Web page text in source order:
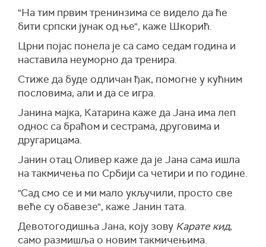
"На тим првим тренинзима се видело да ће
бити српски јунак од ње", каже Шкорић.
Црни појас понела је са само седам година и
наставила неуморно да тренира.
Стиже да буде одличан ђак, помогне у кућним
пословима, али и да се игра.
Јанина мајка, Катарина каже даЈана има леп
однос са браћом и сестрама, друговима и
другарицама.
Јанин отац Оливер каже да је Јана сама ишла
на такмичења по Србији са четири и по године.
"Сад смо се и ми мало укључили, просто све
веће су обавезе", каже Јанин тата.
Девотогодишња Јана, коју зову Карате кид,
само размишља о новим такмичењима.